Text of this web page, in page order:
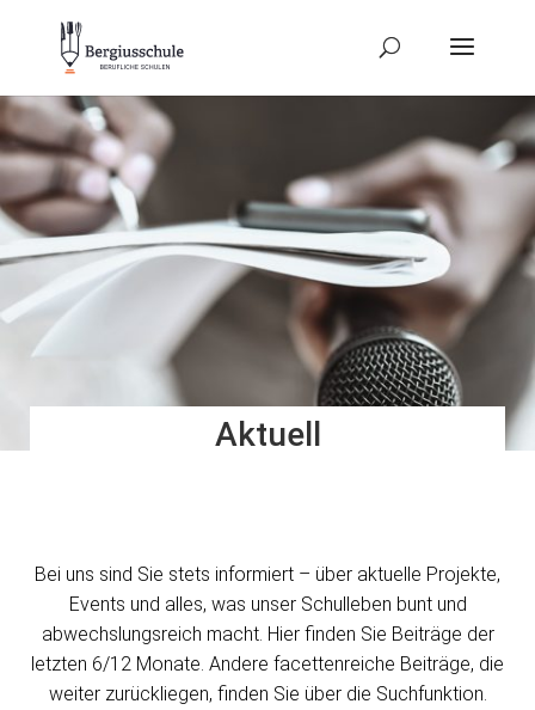
Aktuell
Bei uns sind Sie stets informiert – über aktuelle Projekte,
Events und alles, was unser Schulleben bunt und
abwechslungsreich macht. Hier finden Sie Beiträge der
letzten 6/12 Monate. Andere facettenreiche Beiträge, die
weiter zurückliegen, finden Sie über die Suchfunktion.